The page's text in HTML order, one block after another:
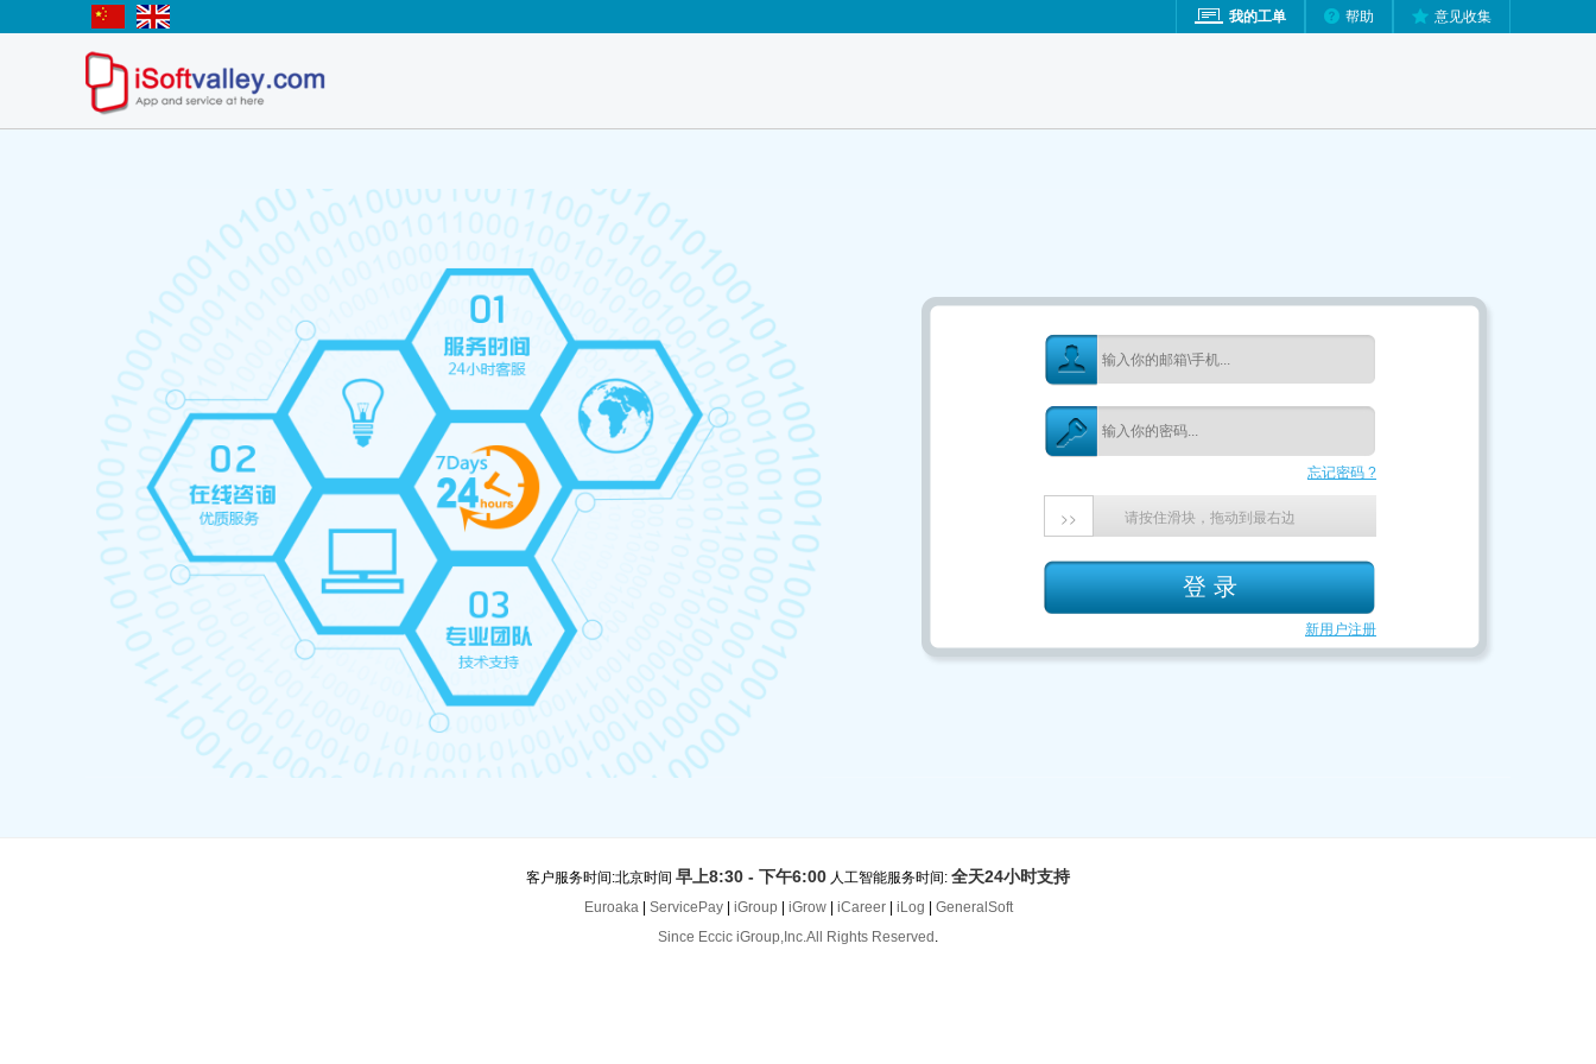
意见收集
帮助
我的工单
忘记密码 ?
请按住滑块，拖动到最右边
>>
新用户注册
客户服务时间:北京时间 早上8:30 - 下午6:00 人工智能服务时间: 全天24小时支持
Euroaka| ServicePay iGroup iGrow| iCareer| iLog
GeneralSoft
Since Eccic iGroup,Inc.All Rights Reserved .